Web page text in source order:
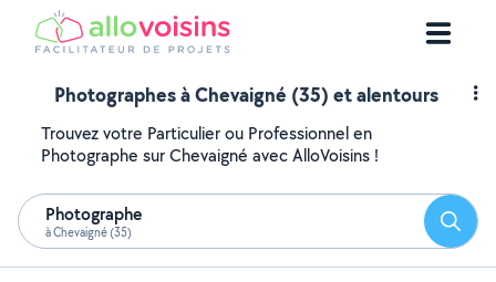
Photographes à Chevaigné (35) et alentours
Trouvez votre Particulier ou Professionnel en
Photographe sur Chevaigné avec AlloVoisins !
Photographe
à Chevaigné (35)